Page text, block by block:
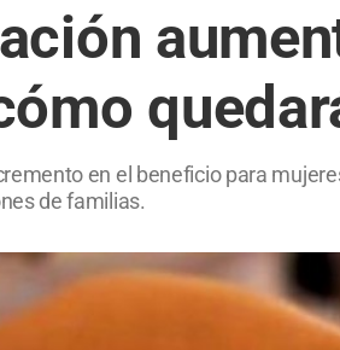
en el beneficio para
de familias.